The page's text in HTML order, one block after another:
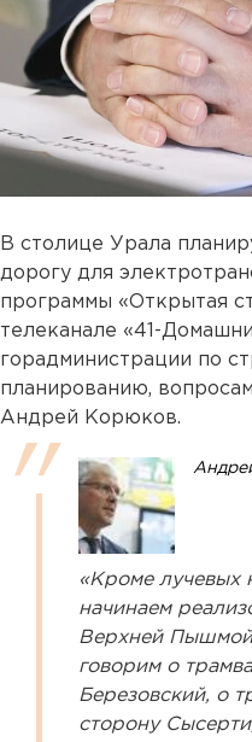
В столице Урала
дорогу для
программы «Открытая
телеканале «41-
горадминистрации по
планированию,
Андрей Корюков.
«Кроме лучевых
начинаем
Верхней Пышмой
говорим о
Березовский, о
сторону